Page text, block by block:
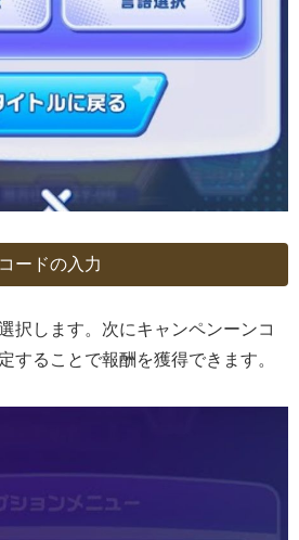
ードの入力
択します。次にキャンペンーンコ
することで報酬を獲得できます。